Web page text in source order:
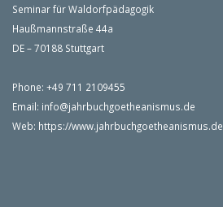
Seminar für Waldorfpädagogik
Haußmannstraße 44a
DE – 70188 Stuttgart
Phone: +49 711 2109455
Email: info@jahrbuchgoetheanismus.de
Web: https://www.jahrbuchgoetheanismus.de